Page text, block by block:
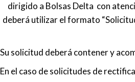
dirigido a Bolsas Delta con
deberá utilizar el formato
Su solicitud deberá contener y
En el caso de solicitudes de